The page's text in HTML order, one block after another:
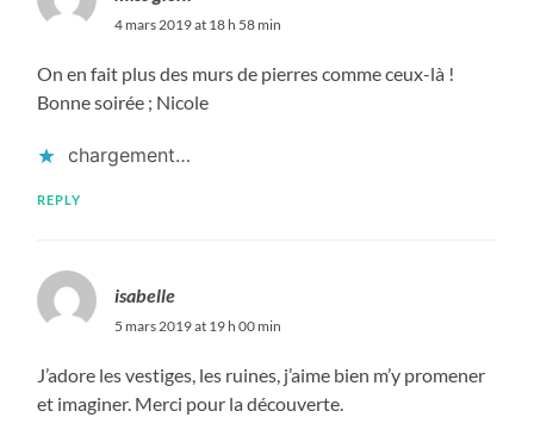
4 mars 2019 at 18 h 58 min
On en fait plus des murs de pierres comme ceux-là !
Bonne soirée ; Nicole
chargement…
REPLY
isabelle
5 mars 2019 at 19 h 00 min
J’adore les vestiges, les ruines, j’aime bien m’y promener
et imaginer. Merci pour la découverte.